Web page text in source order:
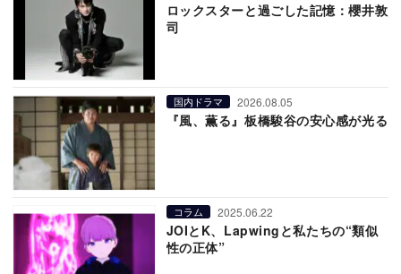
ロックスターと過ごした記憶：櫻井敦
司
国内ドラマ 2026.08.05
『風、薫る』板橋駿谷の安心感が光る
コラム 2025.06.22
JOIとK、Lapwingと私たちの“類似
性の正体”